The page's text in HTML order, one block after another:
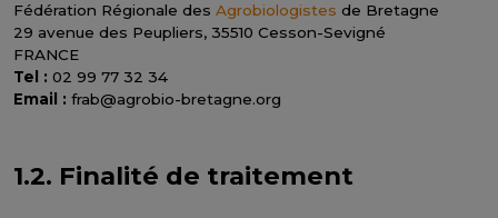
Fédération Régionale des Agrobiologistes de Bretagne
29 avenue des Peupliers, 35510 Cesson-Sevigné
FRANCE
Tel : 02 99 77 32 34
Email : frab@agrobio-bretagne.org
1.2. Finalité de traitement